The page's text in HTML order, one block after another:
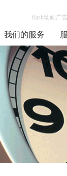
flash动画广
我们的服务